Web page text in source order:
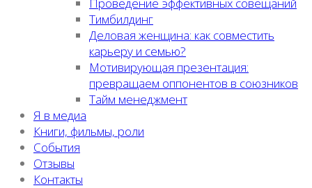
Тимбилдинг
Деловая женщина: как совместить
карьеру и семью?
Мотивирующая презентация:
превращаем оппонентов в союзников
Тайм менеджмент
Я в медиа
Книги, фильмы, роли
События
Отзывы
Контакты